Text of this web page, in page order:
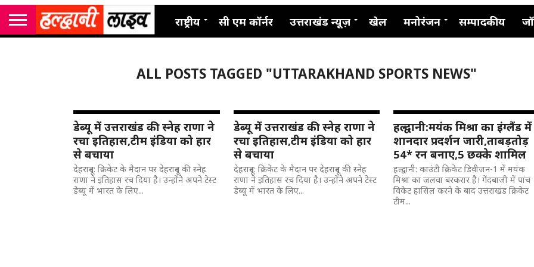
राष्ट्रीय सी एम कॉर्नर उत्तराखंड न्यूज़ खेल मनोरंजन सम्पादकीय
ALL POSTS TAGGED "UTTARAKHAND SPORTS NEWS"
डेब्यू में उत्तराखंड की स्नेह राणा ने
रचा इतिहास,टीम इंडिया को हार
से बचाया
देहरादून: क्रिकेट के मैदान पर देहरादून की स्नेह
राणा ने इतिहास रच दिया है। उन्होंने अपने टेस्ट
डेब्यू में भारत के लिए...
डेब्यू में उत्तराखंड की स्नेह राणा ने
रचा इतिहास,टीम इंडिया को हार
से बचाया
देहरादून: क्रिकेट के मैदान पर देहरादून की स्नेह
राणा ने इतिहास रच दिया है। उन्होंने अपने टेस्ट
डेब्यू में भारत के लिए...
हल्द्वानी:मयंक मिश्रा का इंग्लैंड में
शानदार प्रदर्शन जारी,ताबड़तोड़
54* रन बनाए,5 छक्के शामिल
हल्द्वानी: काउंटी क्रिकेट डिवीजन-1 में मयंक
मिश्रा का जलवा बरकरार है। गेंदबाजी में पांच
विकेट हासिल करने के बाद उत्तराखंड क्रिकेट
टीम...